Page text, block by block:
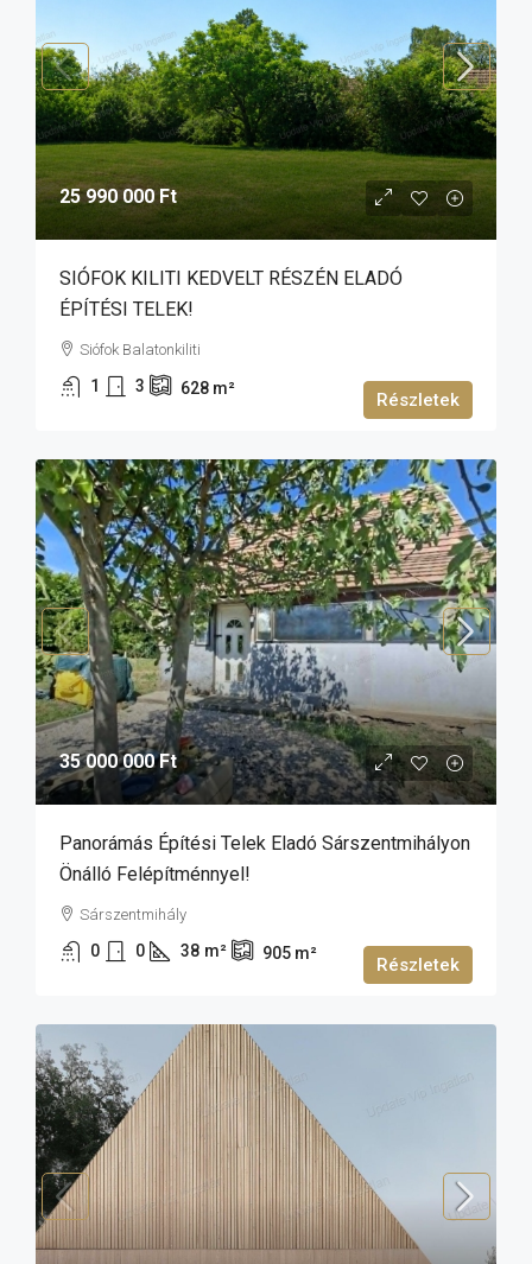
25 990 000 Ft
SIÓFOK KILITI KEDVELT RÉSZÉN ELADÓ
ÉPÍTÉSI TELEK!
Siófok Balatonkiliti
1 3 628 m²
Részletek
35 000 000 Ft
Panorámás Építési Telek Eladó Sárszentmihályon
Önálló Felépítménnyel!
Sárszentmihály
0 0 38 m² 905 m²
Részletek